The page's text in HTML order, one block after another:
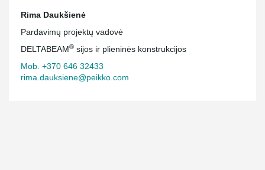
Rima Daukšienė
Pardavimų projektų vadovė
DELTABEAM® sijos ir plieninės konstrukcijos
Mob. +370 646 32433
rima.dauksiene@peikko.com